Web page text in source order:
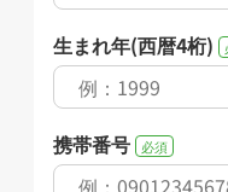
生まれ年(西暦4桁)
携帯番号 必須